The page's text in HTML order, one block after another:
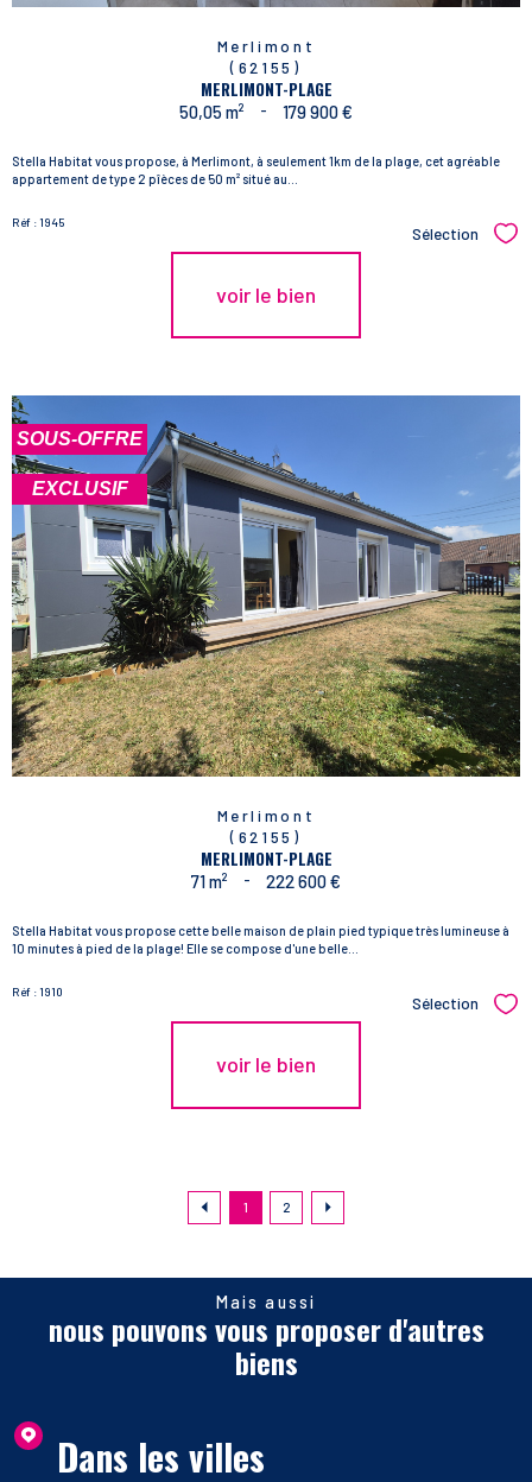
Merlimont
(62155)
MERLIMONT-PLAGE
50,05 m² - 179 900 €
Stella Habitat vous propose, à Merlimont, à seulement 1km de la plage, cet agréable
appartement de type 2 pîèces de 50 m² situé au...
Réf : 1945
Sélection
voir le bien
SOUS-OFFRE
EXCLUSIF
Merlimont
(62155)
MERLIMONT-PLAGE
71 m² - 222 600 €
Stella Habitat vous propose cette belle maison de plain pied typique très lumineuse à
10 minutes à pied de la plage! Elle se compose d'une belle...
Réf : 1910
Sélection
voir le bien
1 2
Mais aussi
nous pouvons vous proposer d'autres
biens
Dans les villes